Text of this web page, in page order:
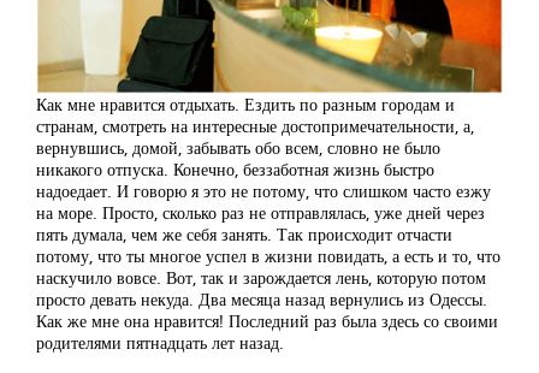
Как мне нравится отдыхать. Ездить по разным городам и
странам, смотреть на интересные достопримечательности, а,
вернувшись, домой, забывать обо всем, словно не было
никакого отпуска. Конечно, беззаботная жизнь быстро
надоедает. И говорю я это не потому, что слишком часто езжу
на море. Просто, сколько раз не отправлялась, уже дней через
пять думала, чем же себя занять. Так происходит отчасти
потому, что ты многое успел в жизни повидать, а есть и то, что
наскучило вовсе. Вот, так и зарождается лень, которую потом
просто девать некуда. Два месяца назад вернулись из Одессы.
Как же мне она нравится! Последний раз была здесь со своими
родителями пятнадцать лет назад.